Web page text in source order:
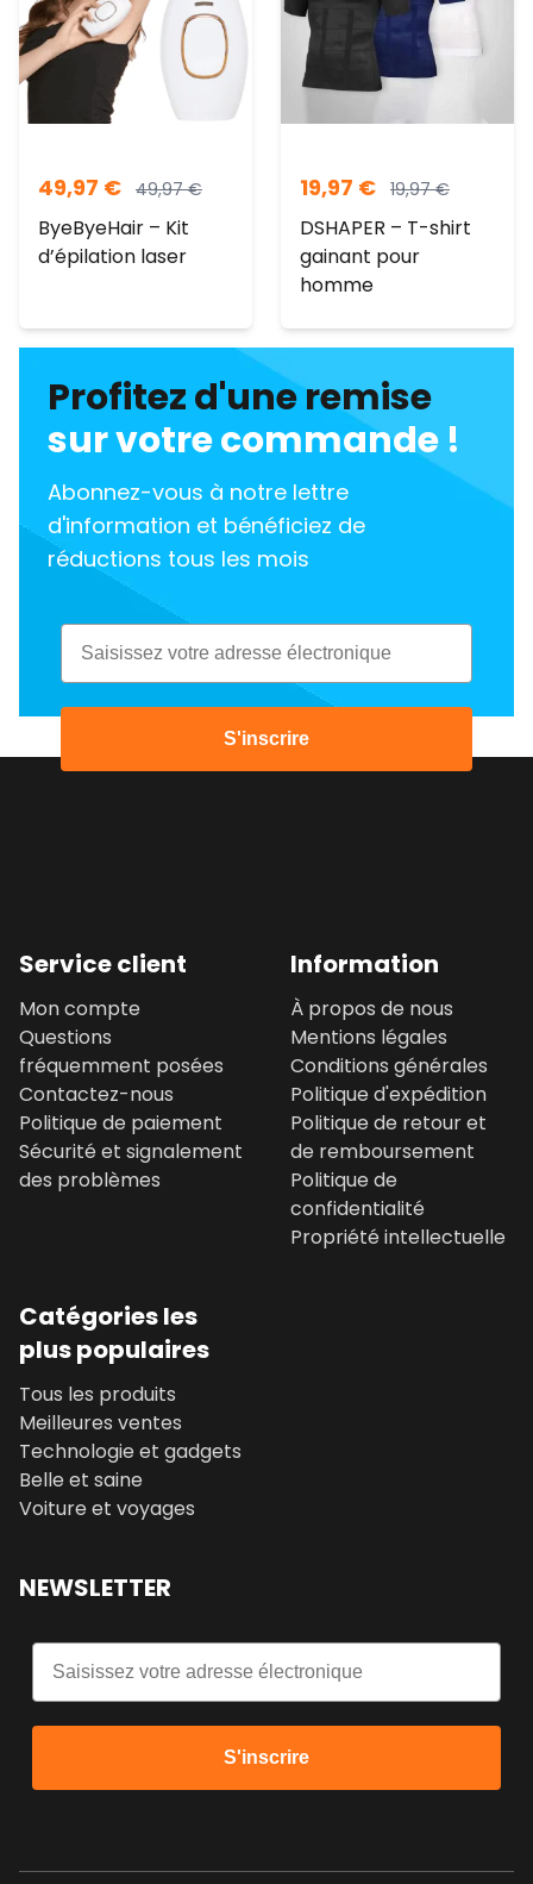
49,97 € 49,97€
ByeByeHair – Kit
d’épilation laser
19,97 € 19,97€
DSHAPER – T-shirt
gainant pour
homme
Profitez d'une remise
sur votre commande !
Abonnez-vous à notre lettre
d'information et bénéficiez de
réductions tous les mois
Email
S'inscrire
Service client
Mon compte
Questions
fréquemment posées
Contactez-nous
Politique de paiement
Sécurité et signalement
des problèmes
Information
À propos de nous
Mentions légales
Conditions générales
Politique d'expédition
Politique de retour et
de remboursement
Politique de
confidentialité
Propriété intellectuelle
Catégories les
plus populaires
Tous les produits
Meilleures ventes
Technologie et gadgets
Belle et saine
Voiture et voyages
NEWSLETTER
Email
S'inscrire